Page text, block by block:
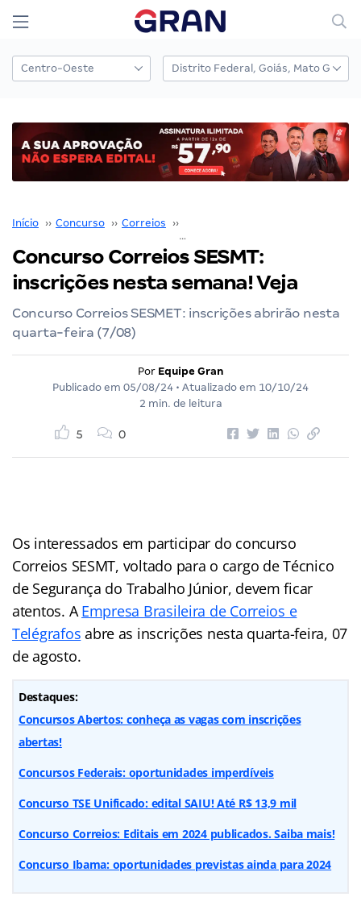
Início ›› Concurso ›› Correios ››
Concurso Correios SESMT:
inscrições nesta semana! Veja
Concurso Correios SESMET: inscrições abrirão nesta
quarta-feira (7/08)
Por Equipe Gran
Publicado em 05/08/24 • Atualizado em 10/10/24
2 min. de leitura
5 0
Os interessados em participar do concurso
Correios SESMT, voltado para o cargo de Técnico
de Segurança do Trabalho Júnior, devem ficar
atentos. AEmpresa Brasileira de Correios e
Telégrafos abre as inscrições nesta quarta-feira, 07
de agosto.
Destaques:
Concursos Abertos: conheça as vagas com inscrições
abertas!
Concursos Federais: oportunidades imperdíveis
Concurso TSE Unificado: edital SAIU! Até R$ 13,9 mil
Concurso Correios: Editais em 2024 publicados. Saiba mais!
Concurso Ibama: oportunidades previstas ainda para 2024